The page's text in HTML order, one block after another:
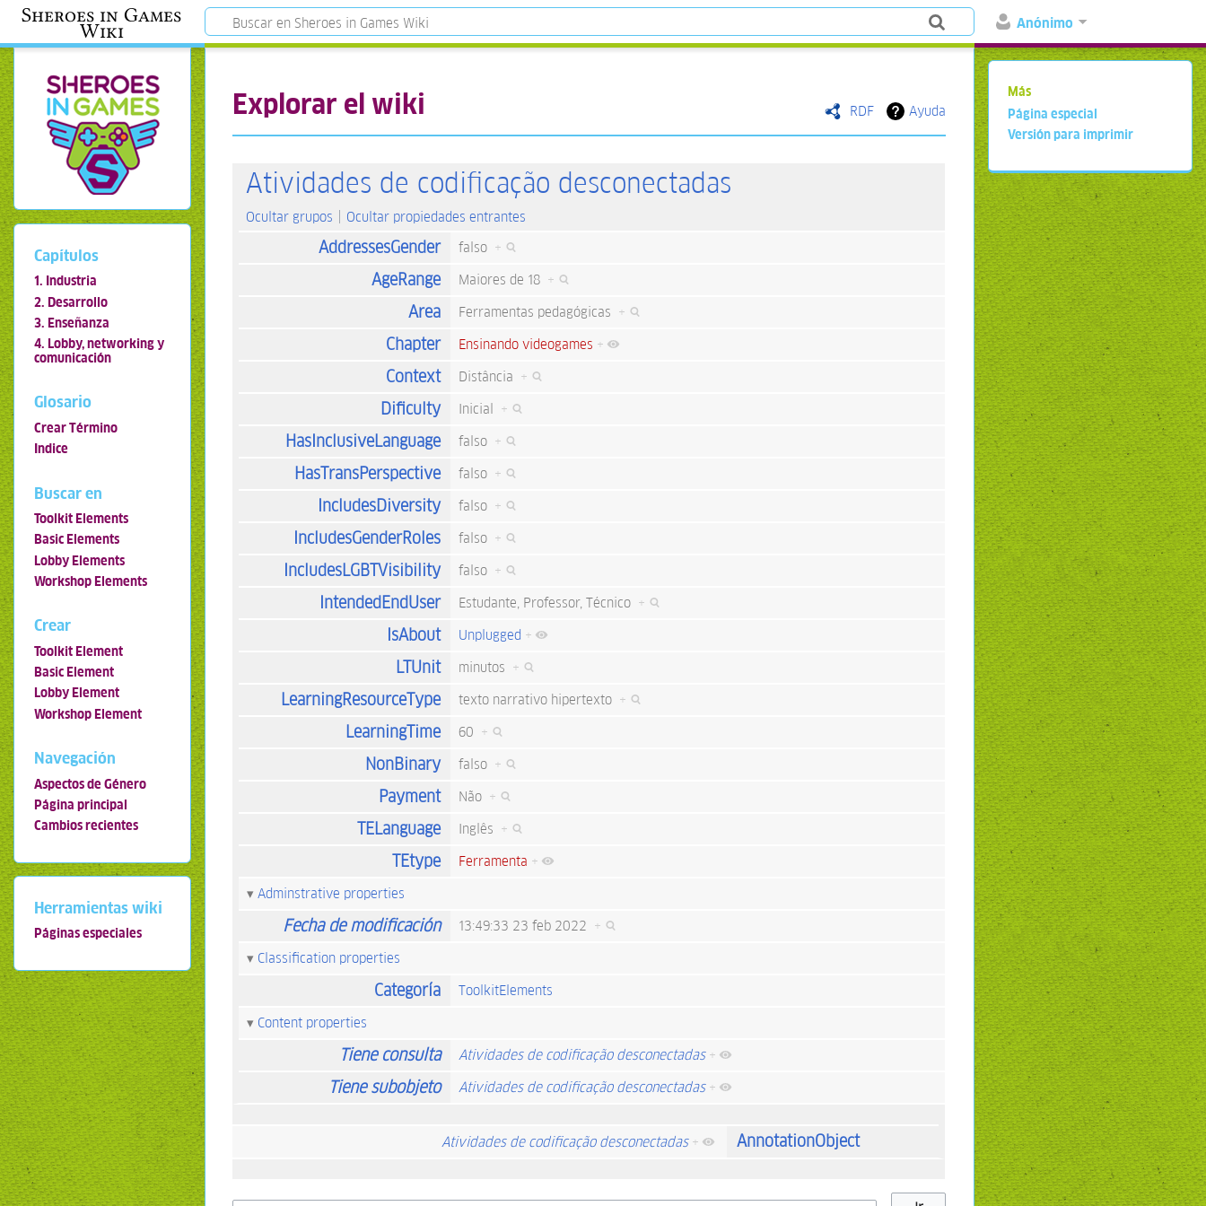
Anónimo
Sheroes in Games
Wiki
RDF Ayuda
Explorar el wiki
Atividades de codificação desconectadas
Ocultar grupos Ocultar propiedades entrantes
AddressesGender falso +
AgeRange Maiores de 18 +
Area Ferramentas pedagógicas +
Chapter Ensinando videogames +
Context Distância +
Dificulty Inicial +
HasInclusiveLanguage falso +
HasTransPerspective falso +
IncludesDiversity falso +
IncludesGenderRoles falso +
IncludesLGBTVisibility falso +
IntendedEndUser Estudante, Professor, Técnico +
IsAbout Unplugged +
LTUnit minutos +
LearningResourceType texto narrativo hipertexto +
LearningTime 60 +
NonBinary falso +
Payment Não +
TELanguage Inglês +
TEtype Ferramenta +
Adminstrative properties
Fecha de modificación 13:49:33 23 feb 2022 +
Classification properties
Categoría
ToolkitElements
Content properties
Tiene consulta Atividades de codificação desconectadas +
Tiene subobjeto Atividades de codificação desconectadas +
Atividades de codificação desconectadas + AnnotationObject
Capítulos
1. Industria
2. Desarrollo
3. Enseñanza
4. Lobby, networking y
comunicación
Glosario
Crear Término
Indice
Buscar en
Toolkit Elements
Basic Elements
Lobby Elements
Workshop Elements
Crear
Toolkit Element
Basic Element
Lobby Element
Workshop Element
Navegación
Aspectos de Género
Página principal
Cambios recientes
Herramientas wiki
Páginas especiales
Más
Página especial
Versión para imprimir